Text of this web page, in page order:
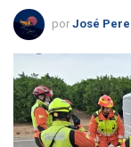
por José